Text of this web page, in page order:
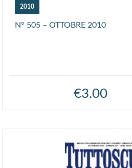
2010
N° 505 – OTTOBRE 2010
€3.00